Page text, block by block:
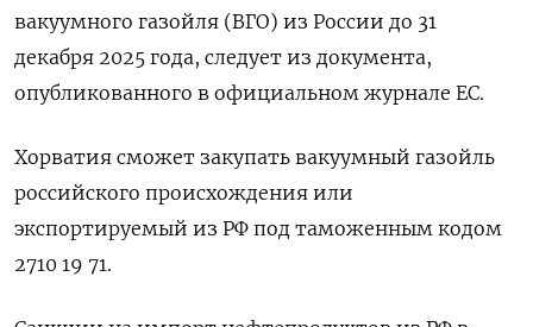
вакуумного газойля (ВГО) из России до 31
декабря 2025 года, следует из документа,
опубликованного в официальном журнале ЕС.
Хорватия сможет закупать вакуумный газойль
российского происхождения или
экспортируемый из РФ под таможенным кодом
2710 19 71.